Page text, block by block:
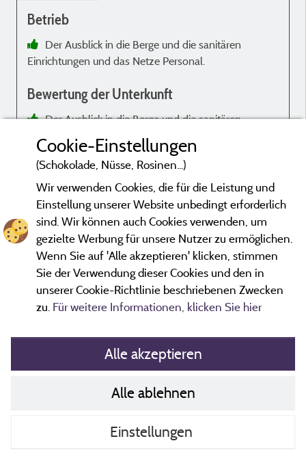
Betrieb
Der Ausblick in die Berge und die sanitären
Einrichtungen und das Netze Personal.
Bewertung der Unterkunft
Der Ausblick in die Berge und die sanitären
Einrichtungen und das Netze Personal.
Die Plätze können etwas größer sein.
Bewertungen, die nicht älter als drei Jahre sind und einer
Überprüfung unterzogen wurden.Mehr Informationen
Richtlinien zu Cookies
Cookie-Einstellungen
(Schokolade, Nüsse, Rosinen...)
Wir verwenden Cookies, die für die Leistung und
Einstellung unserer Website unbedingt erforderlich
sind. Wir können auch Cookies verwenden, um
gezielte Werbung für unsere Nutzer zu ermöglichen.
Wenn Sie auf 'Alle akzeptieren' klicken, stimmen
Sie der Verwendung dieser Cookies und den in
unserer Cookie-Richtlinie beschriebenen Zwecken
zu. Für weitere Informationen, klicken Sie hier
Alle akzeptieren
Alle ablehnen
Einstellungen